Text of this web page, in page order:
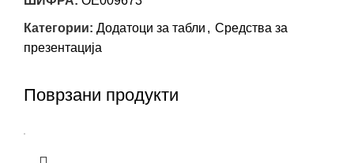
Категории: Додатоци за табли , Средства за
презентација
Поврзани продукти